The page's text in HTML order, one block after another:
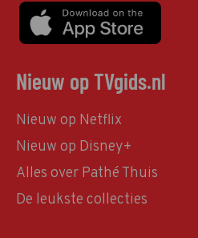
Nieuw op TVgids.nl
Nieuw op Netflix
Nieuw op Disney+
Alles over Pathé Thuis
De leukste collecties